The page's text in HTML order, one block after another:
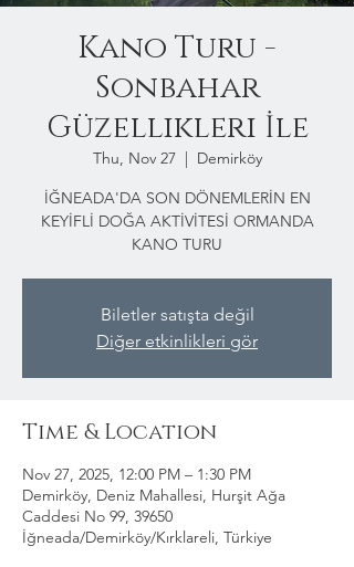
Kano Turu -
Sonbahar
Güzellikleri İle
Thu, Nov 27
  |
Demirköy
İĞNEADA'DA SON DÖNEMLERİN EN
KEYİFLİ DOĞA AKTİVİTESİ ORMANDA
KANO TURU
Biletler satışta değil
Diğer etkinlikleri gör
Time & Location
Nov 27, 2025, 12:00 PM – 1:30 PM
Demirköy, Deniz Mahallesi, Hurşit Ağa
Caddesi No 99, 39650
İğneada/Demirköy/Kırklareli, Türkiye